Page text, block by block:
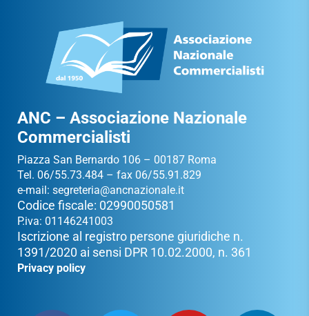
ANC – Associazione Nazionale
Commercialisti
Piazza San Bernardo 106 – 00187 Roma
Tel. 06/55.73.484 – fax 06/55.91.829
e-mail: segreteria@ancnazionale.it
Codice fiscale: 02990050581
P.iva: 01146241003
Iscrizione al registro persone giuridiche n.
1391/2020 ai sensi DPR 10.02.2000, n. 361
Privacy policy